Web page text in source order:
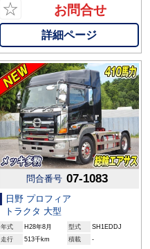
☆ お問合せ
詳細ページ
問合番号 07-1083
日野 プロフィア
トラクタ 大型
年式 H28年8月 型式
SH1EDDJ
走行
513千km 積載 -